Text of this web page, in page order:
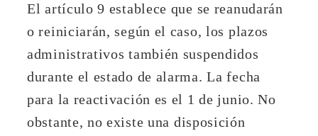
El artículo 9 establece que se reanudarán
o reiniciarán, según el caso, los plazos
administrativos también suspendidos
durante el estado de alarma. La fecha
para la reactivación es el 1 de junio. No
obstante, no existe una disposición